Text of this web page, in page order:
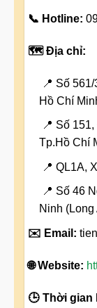
📞 Hotline:
🗺️ Địa chỉ:
📍 Số
Hồ Chí
📍 Số
Tp.Hồ Chí
📍 QL1A,
📍 Số 46
Ninh (Long
✉️ Email:
🌐 Website:
🕒 Thời gian